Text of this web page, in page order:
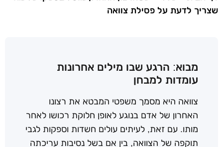
שצריך לדעת על פסילת צוואה
מבוא: הרגע שבו מילים אחרונות
עומדות למבחן
צוואה היא מסמך משפטי המבטא את רצונו
האחרון של אדם בנוגע לאופן חלוקת רכושו לאחר
מותו. עם זאת, לעיתים עולים חשדות וספקות לגבי
תוקפה של הצוואה, בין אם בשל נסיבות עריכתה